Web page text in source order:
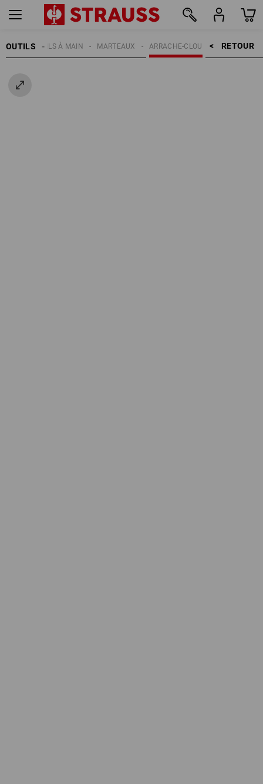
OUTILS RETOUR    >
ARRACHE-CLOU
MARTEAUX
OUTILS À MAIN